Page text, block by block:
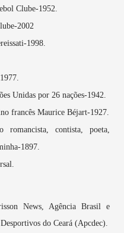
Clube-1952.
2002
1998.
Unidas por 26 nações-1942.
francês Maurice Béjart-1927.
romancista, contista, poeta,
1897.
News, Agência Brasil e
do Ceará (Apcdec).